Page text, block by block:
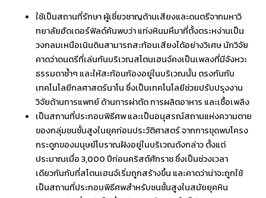
ใช้เป็นสถานที่รักษา ผู้เชี่ยวชาญด้านเสียงและดนตรีจากมหาวิ
ทยาลัยฮัดเดอร์ฟิลด์ค้นพบว่า แท่งหินมหึมาที่ตั้งตระหง่านเป็น
วงกลมเหนือเนินดินสามารถสะท้อนเสียงได้อย่างวิเศษ นักวิจัย
คาดว่าดนตรีที่เล่นกันบริเวณสโตนเฮนจ์คงเป็นเพลงที่มีจังหวะ
ธรรมดาซ้ำๆ และให้สะท้อนก้องอยู่ในบริเวณนั้น ตรงกันกับ
เทคโนโลยีกลศาสตร์นาโน ซึ่งเป็นเทคโนโลยีช่วยปรับปรุงงาน
วิจัยด้านการแพทย์ ด้านการผ่าตัด การผลิตอาหาร และเชื้อเพลิง
เป็นสถานที่ประกอบพิธีศพ และเป็นอนุสรณ์สถานแห่งความตาย
ของกลุ่มชนชั้นสูงในยุคก่อนประวัติศาสตร์ จากการขุดพบโครง
กระดูกของมนุษย์โบราณฝังอยู่ในบริเวณดังกล่าว ตั้งแต่
ประมาณเมื่อ 3,000 ปีก่อนคริสต์ศักราช ซึ่งเป็นช่วงเวลา
เดียวกันกับที่สโตนเฮนจ์เริ่มถูกสร้างขึ้น และคาดว่าน่าจะถูกใช้
เป็นสถานที่ประกอบพิธีศพสำหรับชนชั้นสูงในสมัยยุคหิน